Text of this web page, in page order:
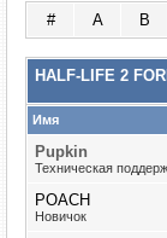
# A B
HALF-LIFE 2
Имя
Puрkin
Техническая
POACH
Новичок